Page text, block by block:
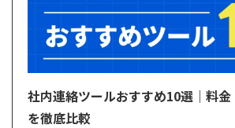
社内連絡ツールおすすめ10選｜料
を徹底比較